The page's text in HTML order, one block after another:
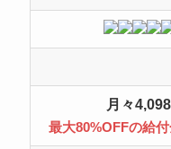
月々
最大80%OFFの給